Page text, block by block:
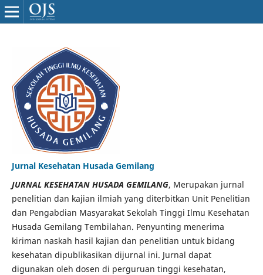
Jurnal Kesehatan Husada Gemilang
JURNAL KESEHATAN HUSADA GEMILANG, Merupakan jurnal
penelitian dan kajian ilmiah yang diterbitkan Unit Penelitian
dan Pengabdian Masyarakat Sekolah Tinggi Ilmu Kesehatan
Husada Gemilang Tembilahan. Penyunting menerima
kiriman naskah hasil kajian dan penelitian untuk bidang
kesehatan dipublikasikan dijurnal ini. Jurnal dapat
digunakan oleh dosen di perguruan tinggi kesehatan,